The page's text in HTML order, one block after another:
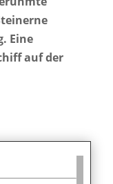
Eine
auf der